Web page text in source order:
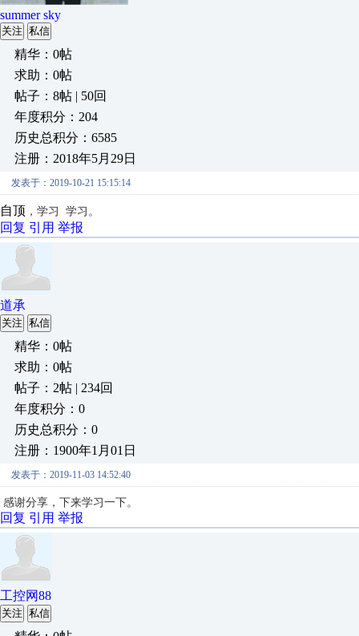
summer sky
关注 私信
精华：0帖
求助：0帖
帖子：8帖 | 50回
年度积分：204
历史总积分：6585
注册：2018年5月29日
发表于：2019-10-21 15:15:14
自顶 ，学习 学习。
回复 引用 举报
道承
关注 私信
精华：0帖
求助：0帖
帖子：2帖 | 234回
年度积分：0
历史总积分：0
注册：1900年1月01日
发表于：2019-11-03 14:52:40
感谢分享，下来学习一下。
回复 引用 举报
工控网88
关注 私信